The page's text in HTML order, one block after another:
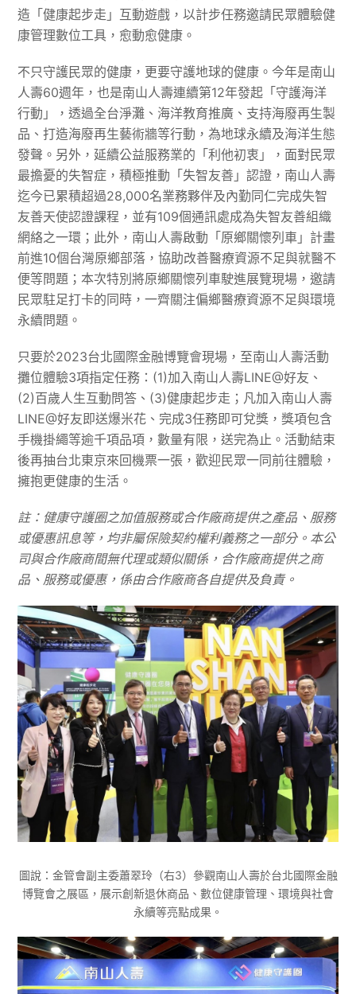
造「健康起步走」互動遊戲，以計步任務邀請民眾體驗健
康管理數位工具，愈動愈健康。
不只守護民眾的健康，更要守護地球的健康。今年是南山
人壽60週年，也是南山人壽連續第12年發起「守護海洋
行動」，透過全台淨灘、海洋教育推廣、支持海廢再生製
品、打造海廢再生藝術牆等行動，為地球永續及海洋生態
發聲。另外，延續公益服務業的「利他初衷」，面對民眾
最擔憂的失智症，積極推動「失智友善」認證，南山人壽
迄今已累積超過28,000名業務夥伴及內勤同仁完成失智
友善天使認證課程，並有109個通訊處成為失智友善組織
網絡之一環；此外，南山人壽啟動「原鄉關懷列車」計畫
前進10個台灣原鄉部落，協助改善醫療資源不足與就醫不
便等問題；本次特別將原鄉關懷列車駛進展覽現場，邀請
民眾駐足打卡的同時，一齊關注偏鄉醫療資源不足與環境
永續問題。
只要於2023台北國際金融博覽會現場，至南山人壽活動
攤位體驗3項指定任務：(1)加入南山人壽LINE@好友、
(2)百歲人生互動問答、(3)健康起步走；凡加入南山人壽
LINE@好友即送爆米花、完成3任務即可兌獎，獎項包含
手機掛繩等逾千項品項，數量有限，送完為止。活動結束
後再抽台北東京來回機票一張，歡迎民眾一同前往體驗，
擁抱更健康的生活。
註：健康守護圈之加值服務或合作廠商提供之產品、服務
或優惠訊息等，均非屬保險契約權利義務之一部分。本公
司與合作廠商間無代理或類似關係，合作廠商提供之商
品、服務或優惠，係由合作廠商各自提供及負責。
圖說：金管會副主委蕭翠玲（右3）參觀南山人壽於台北國際金融
博覽會之展區，展示創新退休商品、數位健康管理、環境與社會
永續等亮點成果。